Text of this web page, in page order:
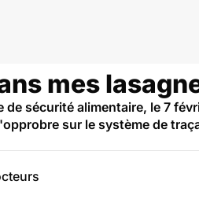
mes
de sécurité alimentaire, le 7
sur le système de